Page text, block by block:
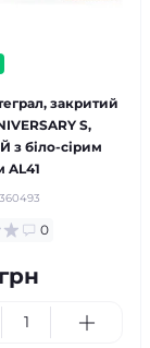
закритий
S,
біло-сірим
AL41
360493
0